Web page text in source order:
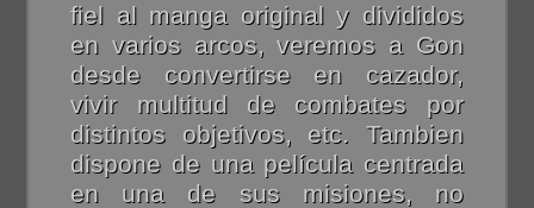
fiel al manga original y divididos
en varios arcos, veremos a Gon
desde convertirse en cazador,
vivir multitud de combates por
distintos objetivos, etc. Tambien
dispone de una película centrada
en una de sus misiones, no